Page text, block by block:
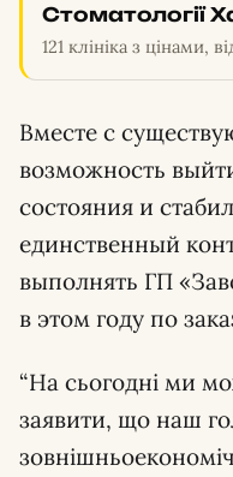
Стоматології
121 клініка з цінами,
Вместе с
возможность
состояния и
единственный
выполнять ГП
в этом году по
“На сьогодні ми
заявити, що наш